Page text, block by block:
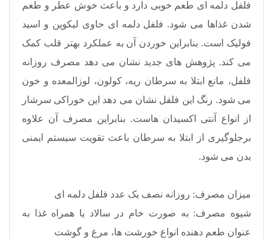
فلفل دلمه ای طعم خوبی دارد و باعث خوش عطر و طعم
شدن غذاها می شود. فلفل دلمه ای حاوی لیکوپن و اسید
فولیک است. بنابراین خوردن آن به عملکرد بهتر قلب کمک
می کند. پژوهش های جدید نشان می دهد مصرف روزانه
فلفل، مانع ابتلا به سرطان ریه، کولون، لوزالمعده و خون
می شود. رنگ این فلفل نشان می دهد این خوراکی سرشار
از انواع آنتی اکسیدان هاست. بنابراین مصرف آن علاوه
برجلوگیری از ابتلا به سرطان باعث تقویت سیستم ایمنی
بدن می شود.
میزان مصرف: روزانه نصف یک عدد فلفل دلمه ای
شیوه مصرف: به صورت خام در سالاد یا همراه غذا به
عنوان طعم دهنده انواع خورشت ها، مرغ و گوشت